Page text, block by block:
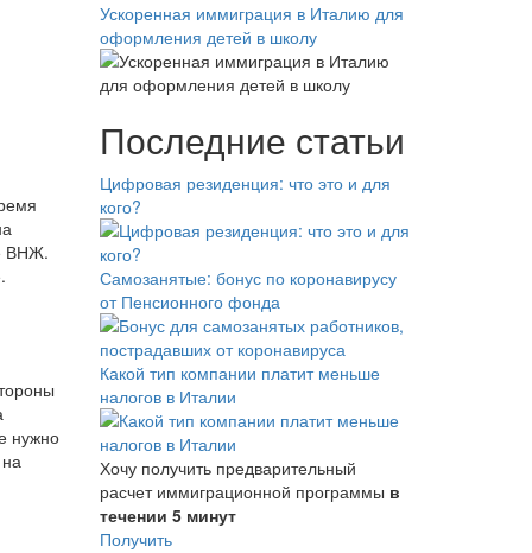
ВНЖ.
нужно
Ускоренная иммиграция в Италию для
оформления детей в школу
Последние статьи
Цифровая резиденция: что это и для
кого?
Самозанятые: бонус по коронавирусу
от Пенсионного фонда
Какой тип компании платит меньше
налогов в Италии
Хочу получить предварительный
расчет иммиграционной программы в
течении 5 минут
Получить